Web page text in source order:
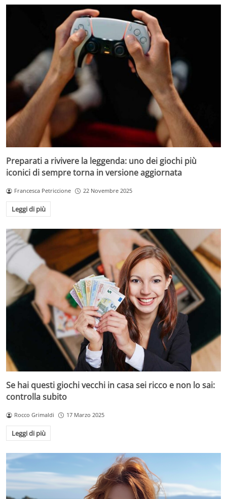
Preparati a rivivere la leggenda: uno dei giochi più
iconici di sempre torna in versione aggiornata
Francesca Petriccione 22 Novembre 2025
Leggi di più
Se hai questi giochi vecchi in casa sei ricco e non lo sai:
controlla subito
Rocco Grimaldi 17 Marzo 2025
Leggi di più